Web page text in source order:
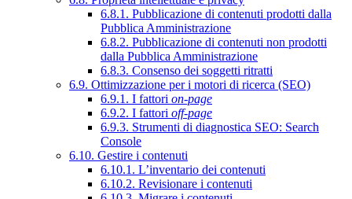
6.8.1. Pubblicazione di contenuti prodotti dalla
Pubblica Amministrazione
6.8.2. Pubblicazione di contenuti non prodotti
dalla Pubblica Amministrazione
6.8.3. Consenso dei soggetti ritratti
6.9. Ottimizzazione per i motori di ricerca (SEO)
6.9.1. I fattori on-page
6.9.2. I fattori off-page
6.9.3. Strumenti di diagnostica SEO: Search
Console
6.10. Gestire i contenuti
6.10.1. L’inventario dei contenuti
6.10.2. Revisionare i contenuti